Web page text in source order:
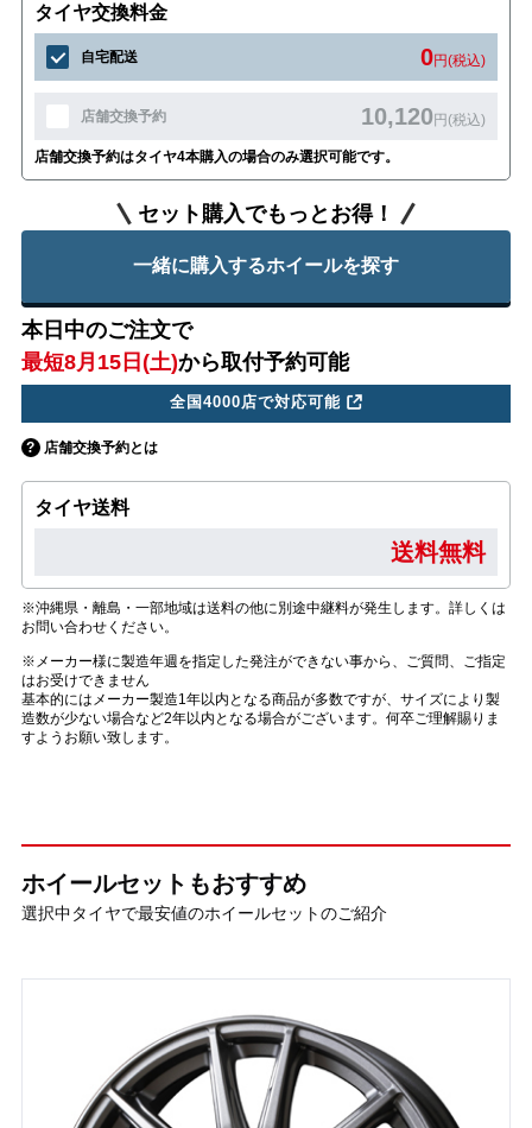
タイヤ交換料金
自宅配送 0円(税込)
店舗交換予約 10,120円(税込)
店舗交換予約はタイヤ4本購入の場合のみ選択可能です。
セット購入でもっとお得！
一緒に購入するホイールを探す
本日中のご注文で
最短8月15日(土)から取付予約可能
全国4000店で対応可能
店舗交換予約とは
タイヤ送料
送料無料
※沖縄県・離島・一部地域は送料の他に別途中継料が発生します。詳しくは
お問い合わせください。
※メーカー様に製造年週を指定した発注ができない事から、ご質問、ご指定
はお受けできません
基本的にはメーカー製造1年以内となる商品が多数ですが、サイズにより製
造数が少ない場合など2年以内となる場合がございます。何卒ご理解賜りま
すようお願い致します。
ホイールセットもおすすめ
選択中タイヤで最安値のホイールセットのご紹介